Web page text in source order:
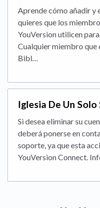
Aprende cómo añadir y
quieres que los
YouVersion utilicen
Cualquier miembro que
Bibl…
Iglesia De Un
Si desea eliminar su
deberá ponerse en
soporte, ya que esta
YouVersion Connect.